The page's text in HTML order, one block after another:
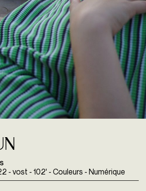
- vost - 102' - Couleurs - Numérique